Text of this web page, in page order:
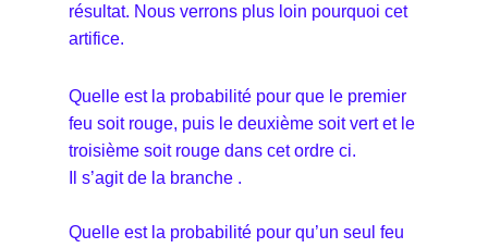
résultat. Nous verrons plus loin pourquoi cet
artifice.
Quelle est la probabilité pour que le premier
feu soit rouge, puis le deuxième soit vert et le
troisième soit rouge dans cet ordre ci.
Il s’agit de la branche .
Quelle est la probabilité pour qu’un seul feu